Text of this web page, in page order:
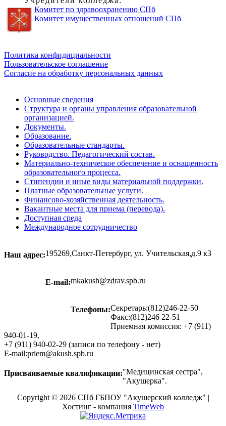
Комитет по здравоохранению СПб
Комитет имущественных отношений СПб
Политика конфидициальности
Пользовательское соглашение
Согласие на обработку персональных данных
Основные сведения
Структура и органы управления образовательной
организацией.
Документы.
Образование.
Образовательные стандарты.
Руководство. Педагогический состав.
Материально-техническое обеспечение и оснащенность
образовательного процесса.
Стипендии и иные виды материальной поддержки.
Платные образовательные услуги.
Финансово-хозяйственная деятельность.
Вакантные места для приема (перевода).
Доступная среда
Международное сотрудничество
Наш адрес:195269,Санкт-Петербург, ул. Учительская,д.9 к3
E-mail:mkakush@zdrav.spb.ru
Телефоны:Секретарь:(812)246-22-50
Факс:(812)246 22-51
Приемная комиссия: +7 (911)
940-01-19,
+7 (911) 940-02-29 (записи по телефону - нет)
E-mail:priem@akush.spb.ru
Присваиваемые квалификации:"Медицинская сестра",
"Акушерка".
Copyright © 2026 СПб ГБПОУ "Акушерский колледж" |
Хостинг - компания TimeWeb